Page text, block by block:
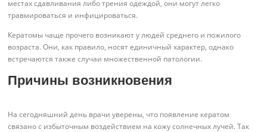
местах сдавливания либо трения одеждой, они могут легко
травмироваться и инфицироваться.
Кератомы чаще прочего возникают у людей среднего и пожилого
возраста. Они, как правило, носят единичный характер, однако
встречаются также случаи множественной патологии.
Причины возникновения
На сегодняшний день врачи уверены, что появление кератом
связано с избыточным воздействием на кожу солнечных лучей. Так